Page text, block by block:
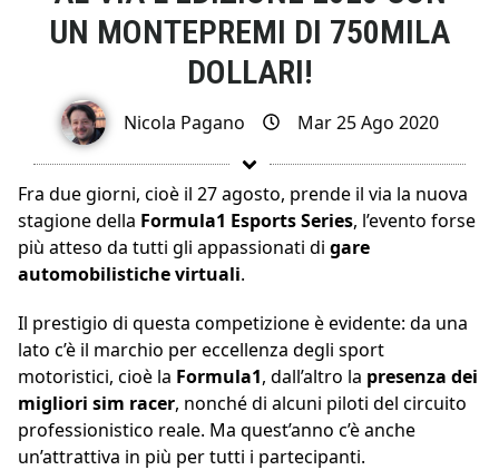
UN MONTEPREMI DI 750MILA
DOLLARI!
Nicola Pagano Mar 25 Ago 2020
Fra due giorni, cioè il 27 agosto, prende il via la nuova
stagione della Formula1 Esports Series, l’evento forse
più atteso da tutti gli appassionati di gare
automobilistiche virtuali.
Il prestigio di questa competizione è evidente: da una
lato c’è il marchio per eccellenza degli sport
motoristici, cioè la Formula1, dall’altro la presenza dei
migliori sim racer, nonché di alcuni piloti del circuito
professionistico reale. Ma quest’anno c’è anche
un’attrattiva in più per tutti i partecipanti.